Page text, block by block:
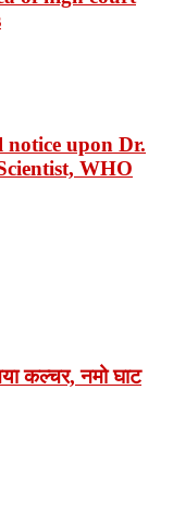
notice upon Dr.
WHO
कल्चर, नमो घाट